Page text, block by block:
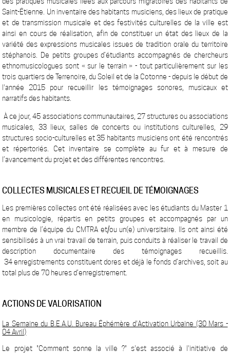
Saint-Étienne. Un inventaire des habitants musiciens, des lieux de pratique
et de transmission musicale et des festivités culturelles de la ville est
ainsi en cours de réalisation, afin de constituer un état des lieux de la
variété des expressions musicales issues de tradition orale du territoire
stéphanois. De petits groupes d’étudiants accompagnés de chercheurs
ethnomusicologues sont « sur le terrain » - tout particulièrement sur les
trois quartiers de Terrenoire, du Soleil et de la Cotonne - depuis le début de
l'année 2015 pour recueillir les témoignages sonores, musicaux et
narratifs des habitants.
À ce jour, 45 associations communautaires, 27 structures ou associations
musicales, 33 lieux, salles de concerts ou institutions culturelles, 29
structures socio-culturelles et 35 habitants musiciens ont été rencontrés
et répertoriés. Cet inventaire se complète au fur et à mesure de
l’avancement du projet et des différentes rencontres.
COLLECTES MUSICALES ET RECUEIL DE TÉMOIGNAGES
Les premières collectes ont été réalisées avec les étudiants du Master 1
en musicologie, répartis en petits groupes et accompagnés par un
membre de l’équipe du CMTRA et/ou un(e) universitaire. Ils ont ainsi été
sensibilisés à un vrai travail de terrain, puis conduits à réaliser le travail de
description documentaire des témoignages recueillis.
34 enregistrements constituent dores et déjà le fonds d’archives, soit au
total plus de 70 heures d’enregistrement.
ACTIONS DE VALORISATION
La Semaine du B.E.A.U. Bureau Éphémère d'Activation Urbaine (30 Mars -
04 Avril)
Le projet "Comment sonne la ville ?" s'est associé à l'initiative de